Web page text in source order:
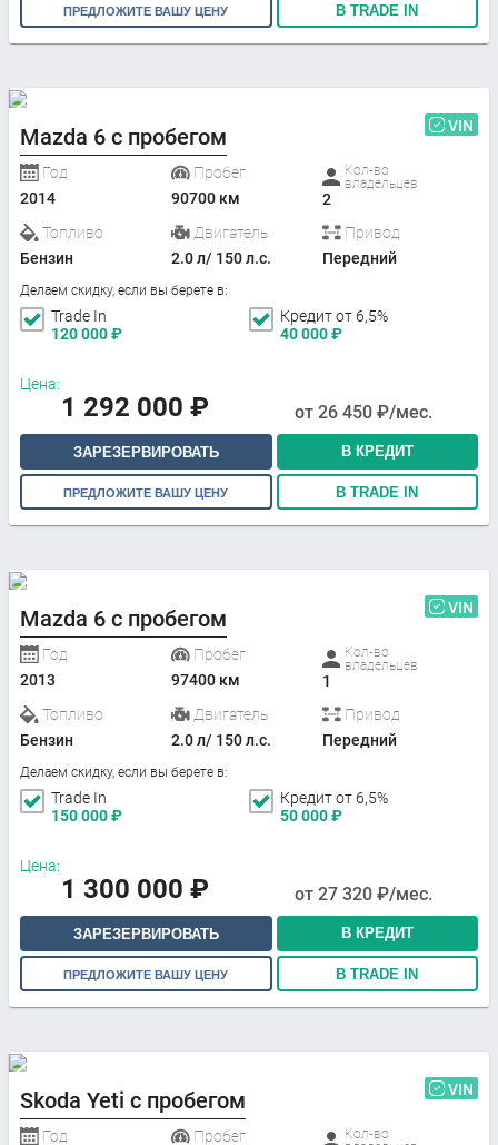
ПРЕДЛОЖИТЕ ВАШУ ЦЕНУ В TRADE IN
Mazda 6 с пробегом VIN
Год
2014
Пробег
90700 км
Кол-во
владельцев
2
Топливо
Бензин
Двигатель
2.0 л/ 150 л.с.
Привод
Передний
Делаем скидку, если вы берете в:
Trade In
120 000₽
Кредит от 6,5%
40 000₽
Цена:
1 292 000 ₽ от 26 450 ₽/мес.
ЗАРЕЗЕРВИРОВАТЬ В КРЕДИТ
ПРЕДЛОЖИТЕ ВАШУ ЦЕНУ В TRADE IN
Mazda 6 с пробегом VIN
Год
2013
Пробег
97400 км
Кол-во
владельцев
1
Топливо
Бензин
Двигатель
2.0 л/ 150 л.с.
Привод
Передний
Делаем скидку, если вы берете в:
Trade In
150 000₽
Кредит от 6,5%
50 000₽
Цена:
1 300 000 ₽ от 27 320 ₽/мес.
ЗАРЕЗЕРВИРОВАТЬ В КРЕДИТ
ПРЕДЛОЖИТЕ ВАШУ ЦЕНУ В TRADE IN
Skoda Yeti с пробегом VIN
Год Пробег
Кол-во